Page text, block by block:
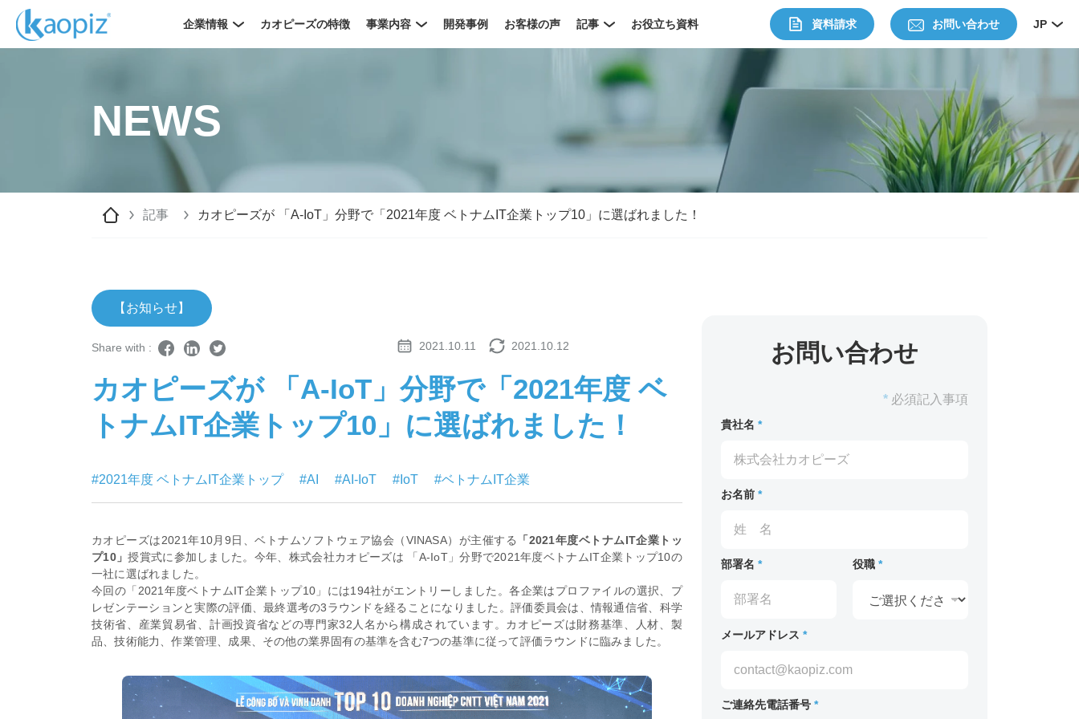
企業情報 カオピーズの特徴 事業内容 開発事例 お客様の声 記事 お役立ち資料 JP
資料請求 お問い合わせ
NEWS
記事 カオピーズが 「A-IoT」分野で「2021年度 ベトナムIT企業トップ10」に選ばれました！
【お知らせ】
Share with : 2021.10.11 2021.10.12
カオピーズが 「A-IoT」分野で「2021年度 ベ
トナムIT企業トップ10」に選ばれました！
#2021年度 ベトナムIT企業トップ #AI #AI-IoT #IoT #ベトナムIT企業
カオピーズは2021年10月9日、ベトナムソフトウェア協会（VINASA）が主催する
「2021年度ベトナムIT企業トッ
プ10」授賞式に参加しました。今年、株式会社カオピーズは 「A-IoT」分野で2021年度ベトナムIT企業トップ10の
一社に選ばれました。
今回の「2021年度ベトナムIT企業トップ10」には194社がエントリーしました。各企業はプロファイルの選択、プ
レゼンテーションと実際の評価、最終選考の3ラウンドを経ることになりました。評価委員会は、情報通信省、科学
技術省、産業貿易省、計画投資省などの専門家32人名から構成されています。カオピーズは財務基準、人材、製
品、技術能力、作業管理、成果、その他の業界固有の基準を含む7つの基準に従って評価ラウンドに臨みました。
お問い合わせ
* 必須記入事項
貴社名 *
お名前 *
部署名 * 役職 *
メールアドレス *
ご連絡先電話番号 *